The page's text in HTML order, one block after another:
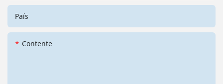
País
Contente